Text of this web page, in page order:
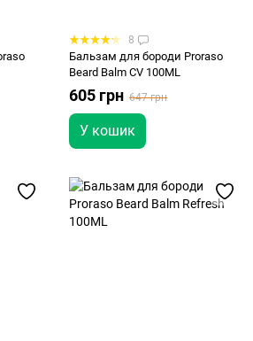
8
Бальзам для бороди Proraso
Beard Balm CV 100ML
605 грн 647 грн
У кошик